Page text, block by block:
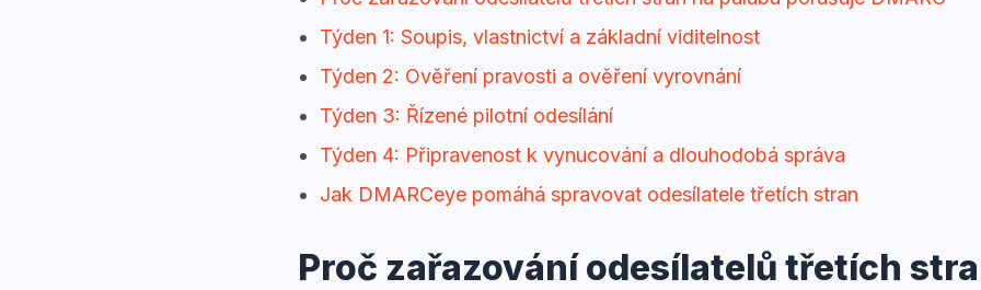
Týden 1: Soupis, vlastnictví a základní viditelnost
Týden 2: Ověření pravosti a ověření vyrovnání
Týden 3: Řízené pilotní odesílání
Týden 4: Připravenost k vynucování a dlouhodobá správa
Jak DMARCeye pomáhá spravovat odesílatele třetích stran
Proč zařazování odesílatelů třetích